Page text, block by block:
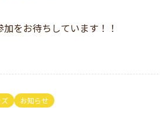
をお待ちしています！！
お知らせ